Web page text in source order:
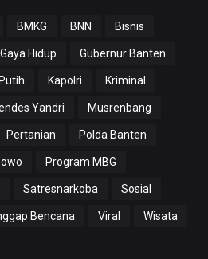
BMKG BNN Bisnis
Gaya Hidup Gubernur Banten
Kapolri Kriminal
Yandri Musrenbang
Pertanian Polda Banten
Program MBG
Satresnarkoba Sosial
Bencana Viral Wisata